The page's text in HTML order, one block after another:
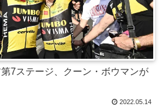
7ステージ、クーン・ボウマンが
2022.05.14